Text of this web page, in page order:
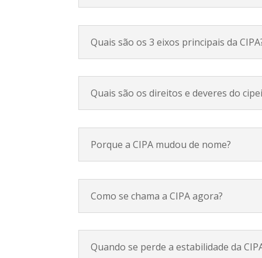
Quais são os 3 eixos principais da
Quais são os direitos e deveres do
Porque a CIPA mudou de nome?
Como se chama a CIPA agora?
Quando se perde a estabilidade da